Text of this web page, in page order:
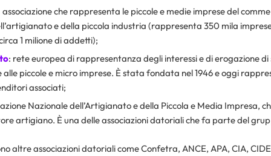
associazione che rappresenta le piccole e medie imprese del
e della piccola industria (rappresenta 350 mila
1 milione di addetti);
: rete europea di rappresentanza degli interessi e di erogazione di
alle piccole e micro imprese. È stata fondata nel 1946 e oggi
associati;
Nazionale dell’Artigianato e della Piccola e Media Impresa,
artigiano. È una delle associazioni datoriali che fa parte del
altre associazioni datoriali come Confetra, ANCE, APA, CIA,